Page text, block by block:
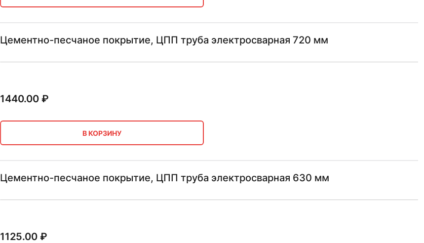
Цементно-песчаное покрытие, ЦПП труба электросварная 720 мм
1440.00₽
В КОРЗИНУ
Цементно-песчаное покрытие, ЦПП труба электросварная 630 мм
1125.00₽